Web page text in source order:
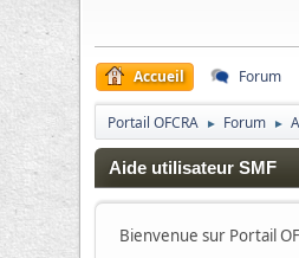
Accueil Forum
Portail OFCRA ► Forum ►
Aide utilisateur SMF
Bienvenue sur Portail